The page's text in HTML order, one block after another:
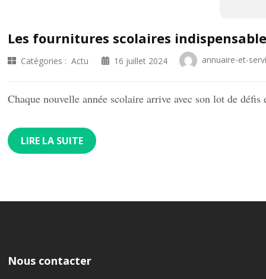
Les fournitures scolaires
Catégories : Actu 16 juillet 2024 annuaire-et-
Chaque nouvelle année scolaire arrive avec son lot de
LIRE LA SUITE
Nous contacter